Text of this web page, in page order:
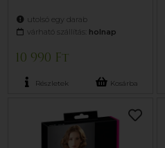
utolsó egy darab
várható szállítás: holnap
10 990 Ft
Részletek Kosárba